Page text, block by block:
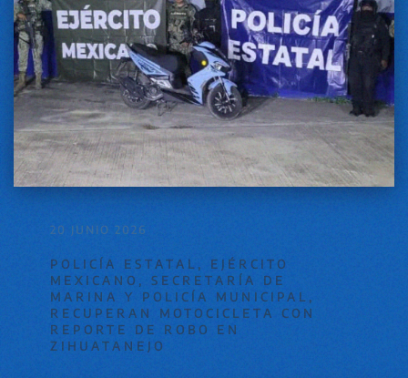
20 JUNIO 2026
POLICÍA ESTATAL, EJÉRCITO
MEXICANO, SECRETARÍA DE
MARINA Y POLICÍA MUNICIPAL,
RECUPERAN MOTOCICLETA CON
REPORTE DE ROBO EN
ZIHUATANEJO